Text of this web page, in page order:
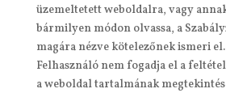
üzemeltetett weboldalra, vagy
bármilyen módon olvassa, a
magára nézve kötelezőnek ismeri
Felhasználó nem fogadja el a
a weboldal tartalmának